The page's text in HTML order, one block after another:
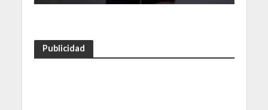
Publicidad